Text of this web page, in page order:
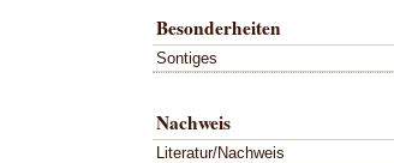
Besonderheiten
Sontiges
Nachweis
Literatur/Nachweis